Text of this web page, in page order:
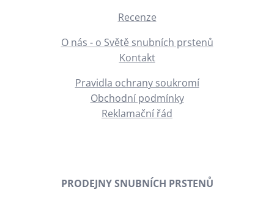
Recenze
O nás - o Světě snubních prstenů
Kontakt
Pravidla ochrany soukromí
Obchodní podmínky
Reklamační řád
PRODEJNY SNUBNÍCH PRSTENŮ